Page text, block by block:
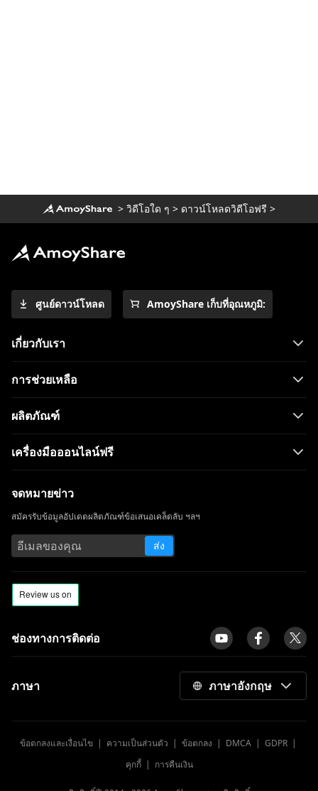
ทางเลือกที่น่าตื่นตาตื่นใจของ YesMovies ใน
การดูภาพยนตร์ [2023]
ซีรีส์ทีวี
ปี 2023
ทางเลือก 10 อันดับแรกของ KissCartoon: [ใช้
[2023]
แนวทางแก้ไขความล้มเหลวในการเล่น Hulu
10 เว็บไซต์เหมือน WorldStarHipHop ที่คุณ
ไม่อยากพลาด
Skillshare vs.Udemy: อันไหนที่เหมาะกับ
คุณ?
ทางเลือก VIPBox: 14 เว็บไซต์ที่ดีที่สุดในการ
10 แอพเหมือน Snapchat | แอพส่งข้อความ
และตัวกรองใบหน้าที่ดีที่สุด
> วิดีโอใด ๆ > ดาวน์โหลดวิดีโอฟรี >
ศูนย์ดาวน์โหลด AmoyShare เก็บที่อุณหภูมิ:
เกี่ยวกับเรา
การช่วยเหลือ
ผลิตภัณฑ์
เครื่องมือออนไลน์ฟรี
จดหมายข่าว
สมัครรับข้อมูลอัปเดตผลิตภัณฑ์ข้อเสนอเคล็ดลับ ฯลฯ
ส่ง
ช่องทางการติดต่อ
ภาษา ภาษาอังกฤษ
ข้อตกลงและเงื่อนไข | ความเป็นส่วนตัว | ข้อตกลง | DMCA| GDPR|
คุกกี้| การคืนเงิน